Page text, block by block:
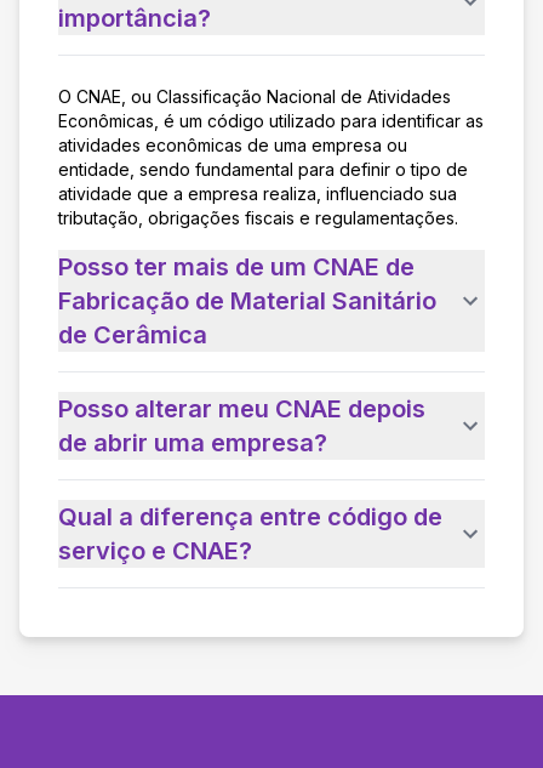
importância?
O CNAE, ou Classificação Nacional de Atividades
Econômicas, é um código utilizado para identificar as
atividades econômicas de uma empresa ou
entidade, sendo fundamental para definir o tipo de
atividade que a empresa realiza, influenciado sua
tributação, obrigações fiscais e regulamentações.
Posso ter mais de um CNAE de
Fabricação de Material Sanitário
de Cerâmica
Posso alterar meu CNAE depois
de abrir uma empresa?
Qual a diferença entre código de
serviço e CNAE?